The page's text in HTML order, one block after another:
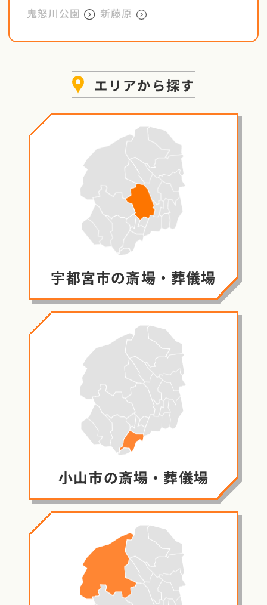
鬼怒川公園
新藤原
エリアから探す
宇都宮市の斎場・葬儀場
小山市の斎場・葬儀場